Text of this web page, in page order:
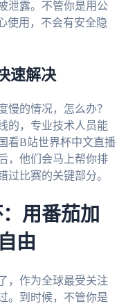
泄露。不管你是用公
使用，不会有安全隐
速解决
慢的情况，怎么办？
的，专业技术人员能
看B站世界杯中文直播
，他们会马上帮你排
过比赛的关键部分。
用番茄加
由
，作为全球最受关注
。到时候，不管你是